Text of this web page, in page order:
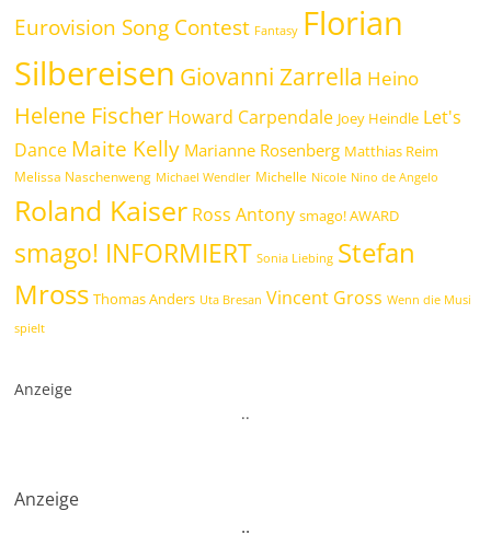
Eurovision Song Contest Fantasy Florian
Silbereisen Giovanni Zarrella Heino
Helene Fischer Howard Carpendale Joey Heindle Let's
Dance Maite Kelly Marianne Rosenberg Matthias Reim
Melissa Naschenweng Michael Wendler Michelle Nicole Nino de Angelo
Roland Kaiser Ross Antony smago! AWARD
smago! INFORMIERT Sonia Liebing Stefan
Mross Thomas Anders Uta Bresan Vincent Gross Wenn die Musi
spielt
Anzeige
..
Anzeige
..